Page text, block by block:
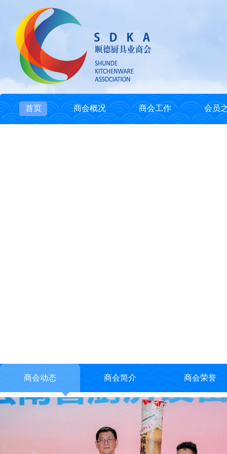
首页 商会概况 商会工作 会员
商会动态 商会简介 商会荣誉